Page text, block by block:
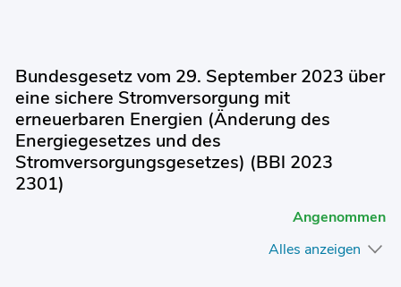
Bundesgesetz vom 29. September 2023 über
eine sichere Stromversorgung mit
erneuerbaren Energien (Änderung des
Energiegesetzes und des
Stromversorgungsgesetzes) (BBl 2023
2301)
Angenommen
Alles anzeigen